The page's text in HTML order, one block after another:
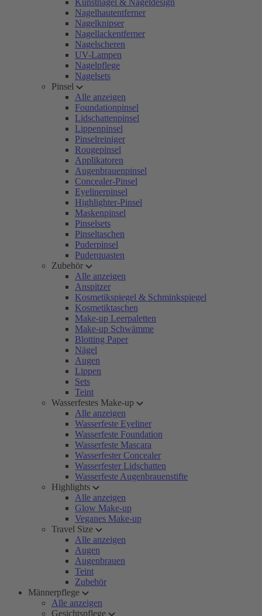
Kunstnägel & Nageldesign
Nagelhautentferner
Nagelknipser
Nagellackentferner
Nagelscheren
UV-Lampen
Nagelpflege
Nagelsets
Pinsel
Alle anzeigen
Foundationpinsel
Lidschattenpinsel
Lippenpinsel
Pinselreiniger
Rougepinsel
Applikatoren
Augenbrauenpinsel
Concealer-Pinsel
Eyelinerpinsel
Highlighter-Pinsel
Maskenpinsel
Pinselsets
Pinseltaschen
Puderpinsel
Puderquasten
Zubehör
Alle anzeigen
Anspitzer
Kosmetikspiegel & Schminkspiegel
Kosmetiktaschen
Make-up Leerpaletten
Make-up Schwämme
Blotting Paper
Nägel
Augen
Lippen
Sets
Teint
Wasserfestes Make-up
Alle anzeigen
Wasserfeste Eyeliner
Wasserfeste Foundation
Wasserfeste Mascara
Wasserfester Concealer
Wasserfester Lidschatten
Wasserfeste Augenbrauenstifte
Highlights
Alle anzeigen
Glow Make-up
Veganes Make-up
Travel Size
Alle anzeigen
Augen
Augenbrauen
Teint
Zubehör
Männerpflege
Alle anzeigen
Gesichtspflege